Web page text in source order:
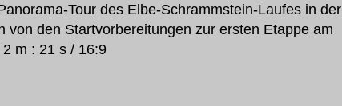
Tour des Elbe-Schrammstein-Laufes in der
von den Startvorbereitungen zur ersten Etappe am
m : 21 s / 16:9